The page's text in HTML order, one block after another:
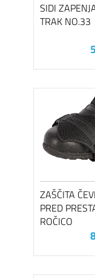
SIDI
TRAK NO.33
ZAŠČITA
PRED
ROČICO